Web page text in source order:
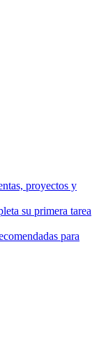
proyectos y
su primera tarea
para